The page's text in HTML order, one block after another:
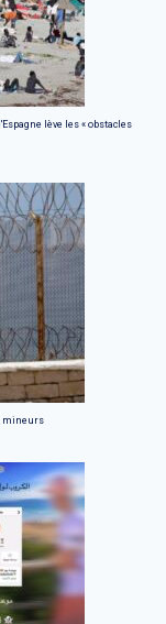
lève les « obstacles
mineurs